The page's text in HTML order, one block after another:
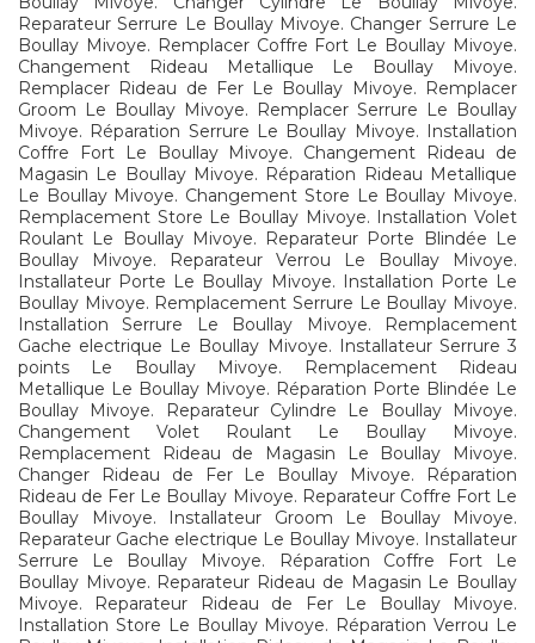
Reparateur Serrure Le Boullay Mivoye. Changer Serrure Le
Boullay Mivoye. Remplacer Coffre Fort Le Boullay Mivoye.
Changement Rideau Metallique Le Boullay Mivoye.
Remplacer Rideau de Fer Le Boullay Mivoye. Remplacer
Groom Le Boullay Mivoye. Remplacer Serrure Le Boullay
Mivoye. Réparation Serrure Le Boullay Mivoye. Installation
Coffre Fort Le Boullay Mivoye. Changement Rideau de
Magasin Le Boullay Mivoye. Réparation Rideau Metallique
Le Boullay Mivoye. Changement Store Le Boullay Mivoye.
Remplacement Store Le Boullay Mivoye. Installation Volet
Roulant Le Boullay Mivoye. Reparateur Porte Blindée Le
Boullay Mivoye. Reparateur Verrou Le Boullay Mivoye.
Installateur Porte Le Boullay Mivoye. Installation Porte Le
Boullay Mivoye. Remplacement Serrure Le Boullay Mivoye.
Installation Serrure Le Boullay Mivoye. Remplacement
Gache electrique Le Boullay Mivoye. Installateur Serrure 3
points Le Boullay Mivoye. Remplacement Rideau
Metallique Le Boullay Mivoye. Réparation Porte Blindée Le
Boullay Mivoye. Reparateur Cylindre Le Boullay Mivoye.
Changement Volet Roulant Le Boullay Mivoye.
Remplacement Rideau de Magasin Le Boullay Mivoye.
Changer Rideau de Fer Le Boullay Mivoye. Réparation
Rideau de Fer Le Boullay Mivoye. Reparateur Coffre Fort Le
Boullay Mivoye. Installateur Groom Le Boullay Mivoye.
Reparateur Gache electrique Le Boullay Mivoye. Installateur
Serrure Le Boullay Mivoye. Réparation Coffre Fort Le
Boullay Mivoye. Reparateur Rideau de Magasin Le Boullay
Mivoye. Reparateur Rideau de Fer Le Boullay Mivoye.
Installation Store Le Boullay Mivoye. Réparation Verrou Le